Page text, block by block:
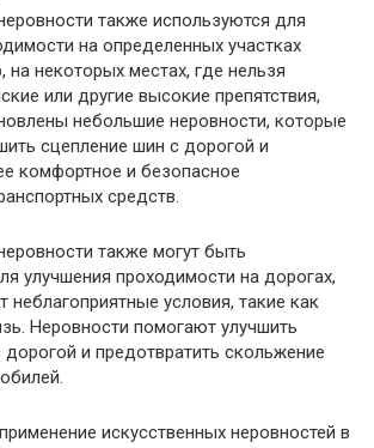
также используются для
на определенных участках
на некоторых местах, где нельзя
или другие высокие препятствия,
небольшие неровности, которые
сцепление шин с дорогой и
комфортное и безопасное
средств.
также могут быть
улучшения проходимости на дорогах,
неблагоприятные условия, такие как
Неровности помогают улучшить
и предотвратить скольжение
искусственных неровностей в